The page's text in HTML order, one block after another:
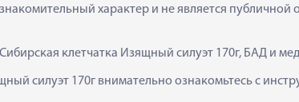
характер и не является публичной
клетчатка Изящный силуэт 170г, БАД и
силуэт 170г внимательно ознакомьтесь с